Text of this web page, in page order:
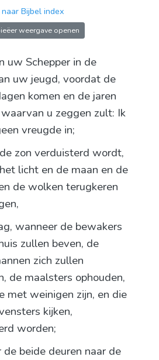
Bijbel index
weergave openen
uw Schepper in de
uw jeugd, voordat de
komen en de jaren
u zeggen zult: Ik
vreugde in;
zon verduisterd wordt,
licht en de maan en de
de wolken terugkeren
wanneer de bewakers
zullen beven, de
zich zullen
de maalsters ophouden,
met weinigen zijn, en die
kijken,
worden;
beide deuren naar de